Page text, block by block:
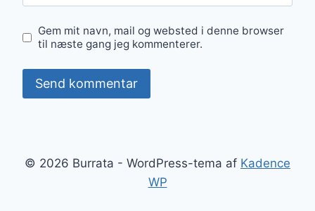
Gem mit navn, mail og websted i denne browser
til næste gang jeg kommenterer.
© 2026 Burrata - WordPress-tema af Kadence
WP